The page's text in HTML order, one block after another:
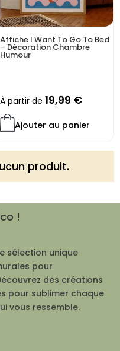
et actuelle.
Affiche I Want To Go To Bed
– Décoration Chambre
Humour
À partir de 19,99 €
Ajouter au panier
produit.
!
sélection unique
pour
des créations
pour sublimer chaque
vous ressemble.